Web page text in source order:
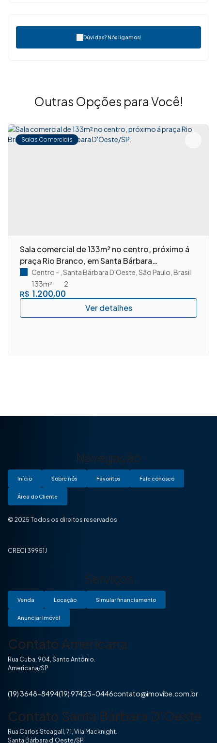
Dúvidas? Nós ligamos!
Outras Opções para Você!
Salas Comerciais
Sala comercial de 133m² no centro, próximo á
praça Rio Branco, em Santa Bárbara
D'Oeste/SP.
R$ 1.200,00
Centro Santa Bárbara D'Oeste São Paulo Brasil
2
133m²
Navegação
Início Sobre nós Favoritos Fale conosco
Área do Cliente
© 2025 Todos os direitos reservados
CRECI 39951J
Serviços
Venda Locação Simular financiamento
Anunciar Imóvel
Contato Americana
Rua Cuba, 904, Santo Antônio.
Americana/SP
(19) 3648-8494(19) 97423-0446contato@imovibe.com.br
Contato Santa Bárbara D'Oeste
Rua Carlos Steagall, 71, Vila Macknight.
Santa Bárbara d'Oeste/SP